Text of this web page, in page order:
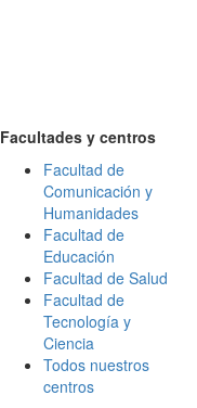
Facultades y centros
Facultad de
Comunicación y
Humanidades
Facultad de
Educación
Facultad de Salud
Facultad de
Tecnología y
Ciencia
Todos nuestros
centros